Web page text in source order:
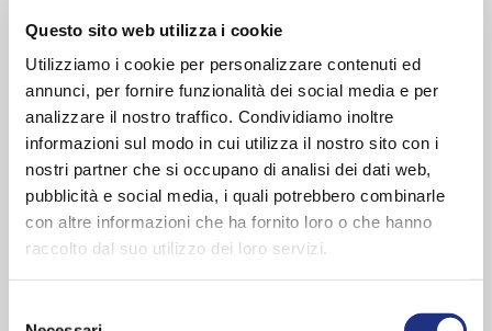
Questo sito web utilizza i cookie
Utilizziamo i cookie per personalizzare contenuti ed
annunci, per fornire funzionalità dei social media e per
analizzare il nostro traffico. Condividiamo inoltre
informazioni sul modo in cui utilizza il nostro sito con i
nostri partner che si occupano di analisi dei dati web,
pubblicità e social media, i quali potrebbero combinarle
con altre informazioni che ha fornito loro o che hanno
raccolto dal suo utilizzo dei loro servizi.
Divina Dual Ship